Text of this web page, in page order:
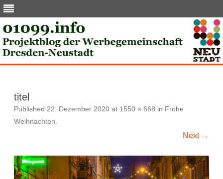
titel
Published 22. Dezember 2020 at 1550 × 668 in Frohe
Weihnachten.
Next →